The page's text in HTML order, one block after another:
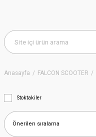
Anasayfa FALCON SCOOTER
Stoktakiler